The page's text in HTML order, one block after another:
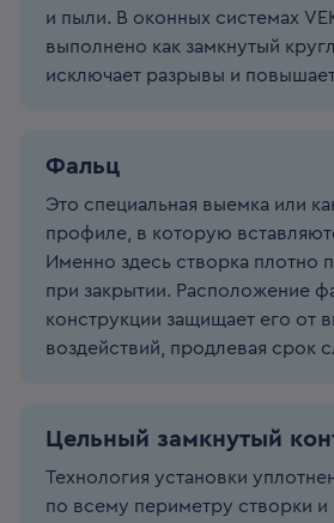
и пыли. В оконных системах
выполнено как замкнутый
исключает разрывы и
Фальц
Это специальная выемка или
профиле, в которую
Именно здесь створка плотно
при закрытии. Расположение
конструкции защищает его от
воздействий, продлевая срок
Цельный замкнутый
Технология установки
по всему периметру створки и